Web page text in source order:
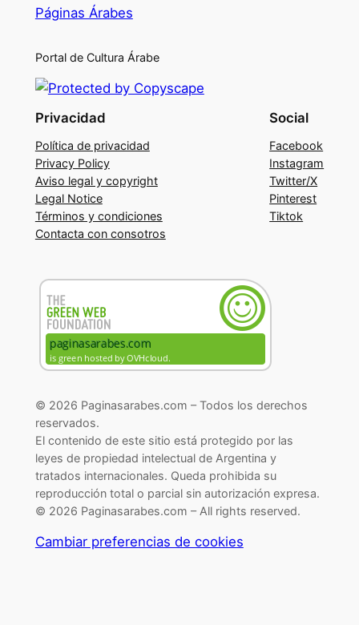
Páginas Árabes
Portal de Cultura Árabe
Privacidad
Política de privacidad
Privacy Policy
Aviso legal y copyright
Legal Notice
Términos y condiciones
Contacta con consotros
Social
Facebook
Instagram
Twitter/X
Pinterest
Tiktok
© 2026 Paginasarabes.com – Todos los derechos
reservados.
El contenido de este sitio está protegido por las
leyes de propiedad intelectual de Argentina y
tratados internacionales. Queda prohibida su
reproducción total o parcial sin autorización expresa.
© 2026 Paginasarabes.com – All rights reserved.
Cambiar preferencias de cookies